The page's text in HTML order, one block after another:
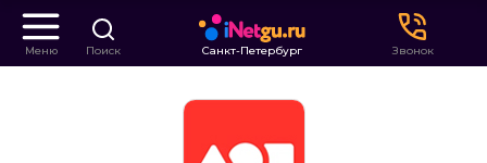
Меню Поиск Санкт-Петербург Звонок